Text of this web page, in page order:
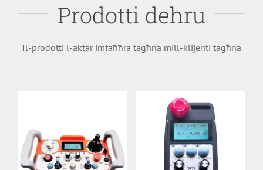
Prodotti dehru
Il-prodotti l-aktar imfaħħra tagħna mill-klijenti tagħna
Wireless Control
elettroniku bla fili